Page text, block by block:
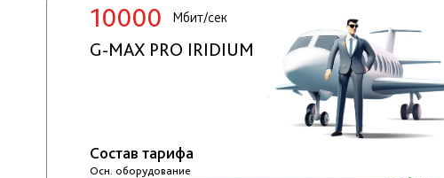
10000 Мбит/сек
G-MAX PRO IRIDIUM
Состав тарифа
Осн. оборудование